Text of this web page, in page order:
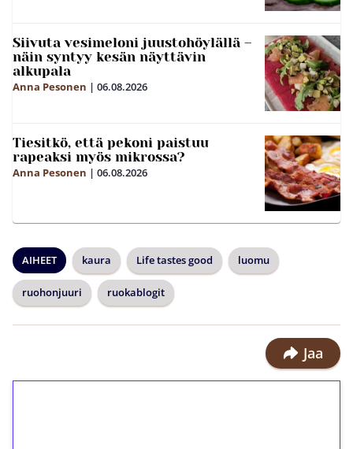
Siivuta vesimeloni juustohöylällä –
näin syntyy kesän näyttävin
alkupala
Anna Pesonen | 06.08.2026
Tiesitkö, että pekoni paistuu
rapeaksi myös mikrossa?
Anna Pesonen | 06.08.2026
AIHEET kaura Life tastes good luomu
ruohonjuuri ruokablogit
Jaa